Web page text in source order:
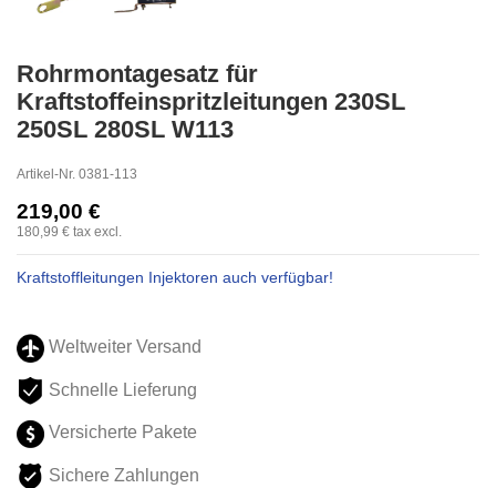
Rohrmontagesatz für
Kraftstoffeinspritzleitungen 230SL
250SL 280SL W113
Artikel-Nr. 0381-113
219,00 €
180,99 € tax excl.
Kraftstoffleitungen Injektoren auch verfügbar!
Weltweiter Versand
Schnelle Lieferung
Versicherte Pakete
Sichere Zahlungen